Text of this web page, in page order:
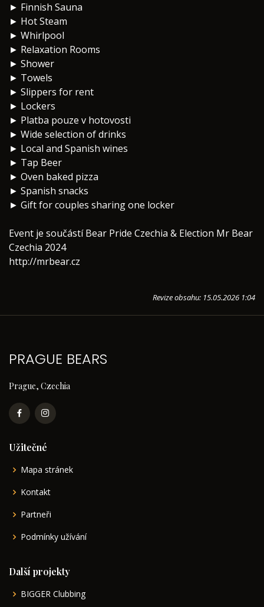
► Finnish Sauna
► Hot Steam
► Whirlpool
► Relaxation Rooms
► Shower
► Towels
► Slippers for rent
► Lockers
► Platba pouze v hotovosti
► Wide selection of drinks
► Local and Spanish wines
► Tap Beer
► Oven baked pizza
► Spanish snacks
► Gift for couples sharing one locker
Event je součástí Bear Pride Czechia & Election Mr Bear
Czechia 2024
http://mrbear.cz
Revize obsahu: 15.05.2026 1:04
PRAGUE BEARS
Prague, Czechia
Užitečné
Mapa stránek
Kontakt
Partneři
Podmínky užívání
Další projekty
BIGGER Clubbing